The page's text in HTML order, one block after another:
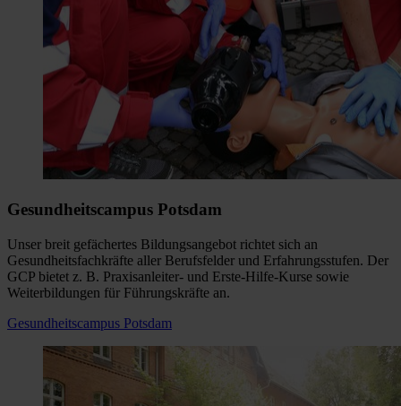
Gesundheitscampus Potsdam
Unser breit gefächertes Bildungsangebot richtet sich an
Gesundheitsfachkräfte aller Berufsfelder und Erfahrungsstufen. Der
GCP bietet z. B. Praxisanleiter- und Erste-Hilfe-Kurse sowie
Weiterbildungen für Führungskräfte an.
Gesundheitscampus Potsdam